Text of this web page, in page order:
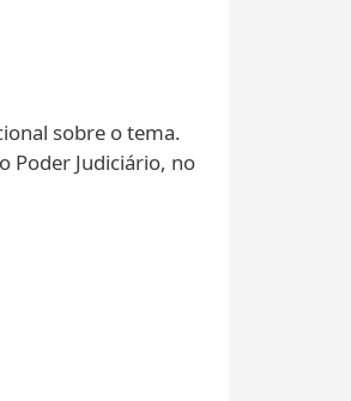
sobre o tema.
Poder Judiciário, no